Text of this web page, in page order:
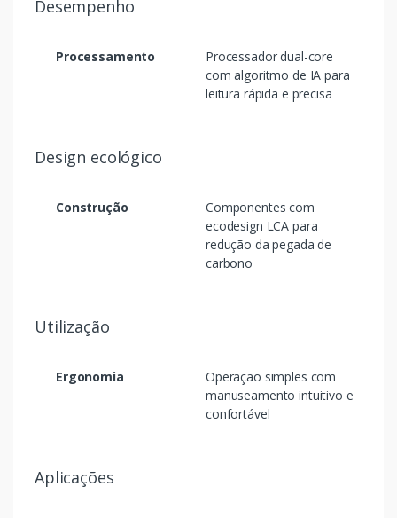
Desempenho
Processamento
Processador dual-core
com algoritmo de IA para
leitura rápida e precisa
Design ecológico
Construção
Componentes com
ecodesign LCA para
redução da pegada de
carbono
Utilização
Ergonomia
Operação simples com
manuseamento intuitivo e
confortável
Aplicações